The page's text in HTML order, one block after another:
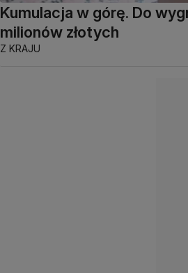
Kumulacja w górę. Do
milionów złotych
Z KRAJU